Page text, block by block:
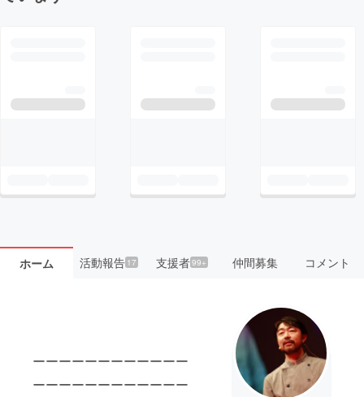
ホーム 活動報告17 支援者99+ 仲間募集 コメント
ーーーーーーーーーーーー
ーーーーーーーーーーーー